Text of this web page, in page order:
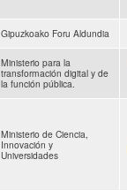
Gipuzkoako Foru Aldundia
Ministerio para la
transformación digital y de
la función pública.
Ministerio de Ciencia,
Innovación y
Universidades